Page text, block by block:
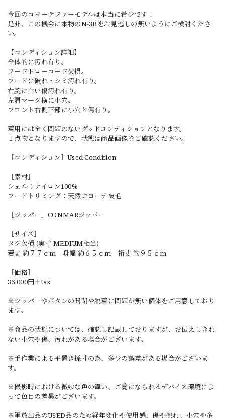
今回のコヨーテファーモデルは本当に希少です！
是非、この機会に本物のN-3Bをお見逃しの無いようにご検討くださ
い。
【コンディション詳細】
全体的に汚れ有り。
フードドローコード欠損。
フードに破れ・シミ汚れ有り。
右腕に白い傷汚れ有り。
左肩マーク横に小穴。
フロント右側下部に小穴と傷有り。
着用には全く問題のないグッドコンディションとなります。
１点物となりますので、状態は商品画像をご確認ください。
［コンディション］Used Condition
［素材］
シェル：ナイロン100%
フードトリミング：天然コヨーテ被毛
［ジッパー］CONMARジッパー
［サイズ］
タグ欠損 (実寸 MEDIUM相当)
着丈 約７７ｃｍ 身幅 約６５ｃｍ 裄丈 約９５ｃｍ
［価格］
36,000円＋tax
※ジッパーやボタンの開閉や脱着に問題が無い個体をご用意しており
ます。
※商品の状態については、確認し記載しておりますが、お伝えしきれ
ない小穴や傷、汚れがある場合がございます。
※手作業による平置き採寸の為、多少の誤差がある場合がございま
す。
※撮影時における微妙な色の違い、ご覧になられるデバイス環境によ
って色目の差異がございます。
※軍放出品のUSED品のため経年変化や使用感、傷や擦れ、小穴や多